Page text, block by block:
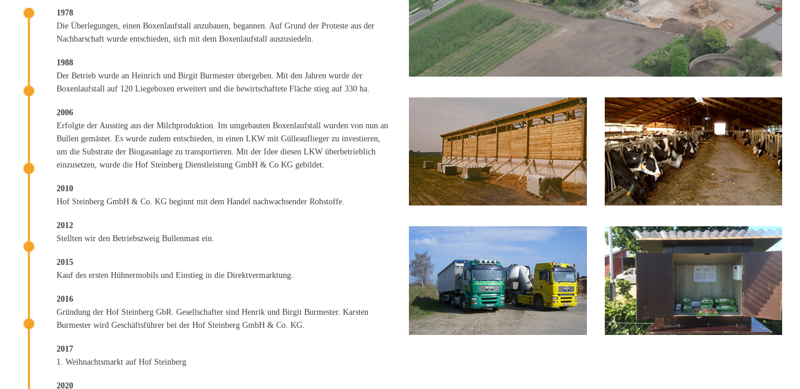
1978
Die Überlegungen, einen Boxenlaufstall anzubauen, begannen. Auf Grund der Proteste aus der
Nachbarschaft wurde entschieden, sich mit dem Boxenlaufstall auszusiedeln.
1988
Der Betrieb wurde an Heinrich und Birgit Burmester übergeben. Mit den Jahren wurde der
Boxenlaufstall auf 120 Liegeboxen erweitert und die bewirtschaftete Fläche stieg auf 330 ha.
2006
Erfolgte der Ausstieg aus der Milchproduktion. Im umgebauten Boxenlaufstall wurden von nun an
Bullen gemästet. Es wurde zudem entschieden, in einen LKW mit Gülleauflieger zu investieren,
um die Substrate der Biogasanlage zu transportieren. Mit der Idee diesen LKW überbetrieblich
einzusetzen, wurde die Hof Steinberg Dienstleistung GmbH & Co KG gebildet.
2010
Hof Steinberg GmbH & Co. KG beginnt mit dem Handel nachwachsender Rohstoffe.
2012
Stellten wir den Betriebszweig Bullenmast ein.
2015
Kauf des ersten Hühnermobils und Einstieg in die Direktvermarktung.
2016
Gründung der Hof Steinberg GbR. Gesellschafter sind Henrik und Birgit Burmester. Karsten
Burmester wird Geschäftsführer bei der Hof Steinberg GmbH & Co. KG.
2017
1. Weihnachtsmarkt auf Hof Steinberg
2020